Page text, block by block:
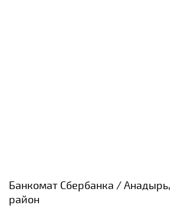
Банкомат Сбербанка /
район